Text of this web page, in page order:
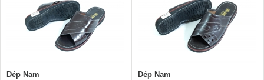
Dép Nam Dép Nam